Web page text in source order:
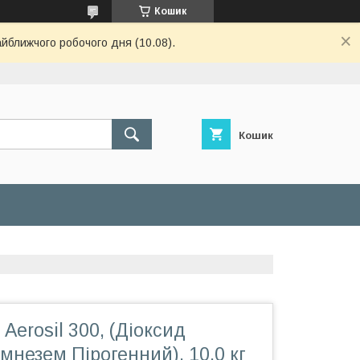
Кошик
робочого дня (10.08).
Кошик
300, (Діоксид
Пірогенний), 10,0 кг